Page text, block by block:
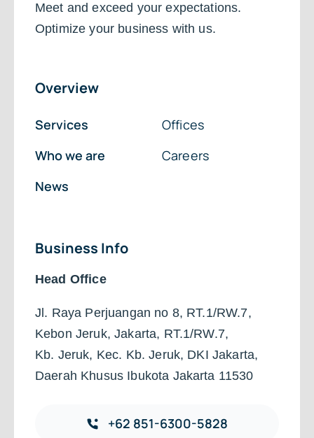
Meet and exceed your expectations.
Optimize your business with us.
Overview
Services
Who we are
News
Offices
Careers
Business Info
Head Office
Jl. Raya Perjuangan no 8, RT.1/RW.7,
Kebon Jeruk, Jakarta, RT.1/RW.7,
Kb. Jeruk, Kec. Kb. Jeruk, DKI Jakarta,
Daerah Khusus Ibukota Jakarta 11530
+62 851-6300-5828